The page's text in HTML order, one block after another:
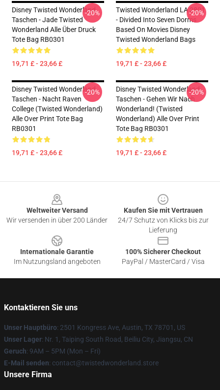
Disney Twisted Wonderland
Taschen - Jade Twisted
Wonderland Alle Über Druck
Tote Bag RB0301
19,71 £ - 23,66 £
-20%
Twisted Wonderland LA 2801
- Divided Into Seven Dorms
Based On Movies Disney
Twisted Wonderland Bags
19,71 £ - 23,66 £
-20%
Disney Twisted Wonderland
Taschen - Nacht Raven
College (Twisted Wonderland)
Alle Over Print Tote Bag
RB0301
19,71 £ - 23,66 £
-20%
Disney Twisted Wonderland
Taschen - Gehen Wir Nach
Wonderland! (Twisted
Wonderland) Alle Over Print
Tote Bag RB0301
19,71 £ - 23,66 £
-20%
Weltweiter Versand
Wir versenden in über 200 Länder
Kaufen Sie mit Vertrauen
24/7 Schutz von Klicks bis zur
Lieferung
Internationale Garantie
Im Nutzungsland angeboten
100% Sicherer Checkout
PayPal / MasterCard / Visa
Kontaktieren Sie uns
Unser Hauptbüro: 2501 Kongress Ave, Austin, TX 78701, US
Unser Lager: Nr. 1, Taiping South Road, Beiliu City, Jiangsu, CN
Geruch: 9AM – 5PM (Mon – Fri)
E-Mail senden: contact@twistedwonderland.store
Unsere Firma